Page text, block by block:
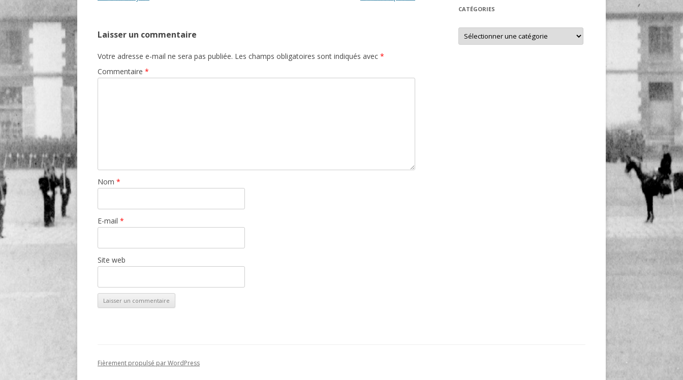
Laisser un commentaire
Votre adresse e-mail ne sera pas publiée. Les champs obligatoires sont indiqués avec *
Commentaire *
Nom *
E-mail *
Site web
CATÉGORIES
Catégories
Fièrement propulsé par WordPress